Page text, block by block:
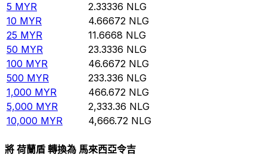
5 MYR 2.33336 NLG
10 MYR 4.66672 NLG
25 MYR 11.6668 NLG
50 MYR 23.3336 NLG
100 MYR 46.6672 NLG
500 MYR 233.336 NLG
1,000 MYR 466.672 NLG
5,000 MYR 2,333.36 NLG
10,000 MYR 4,666.72 NLG
將 荷蘭盾 轉換為 馬來西亞令吉